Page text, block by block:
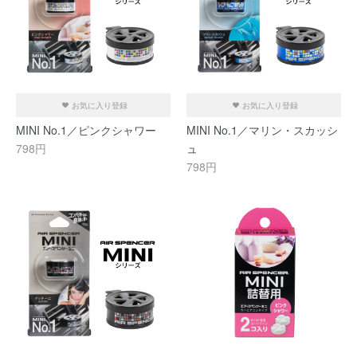
お気に入り登録
MINI No.1／ピンクシャワー
798円
お気に入り登録
MINI No.1／マリン・スカッシ
ュ
798円